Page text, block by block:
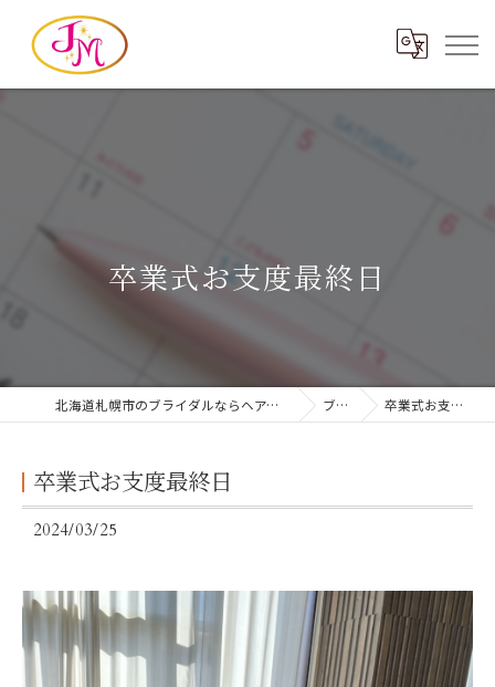
卒業式お支度最終日
北海道札幌市のブライダルならヘアメイクジェイエム ブログ 卒業式お支度最終日
卒業式お支度最終日
2024/03/25